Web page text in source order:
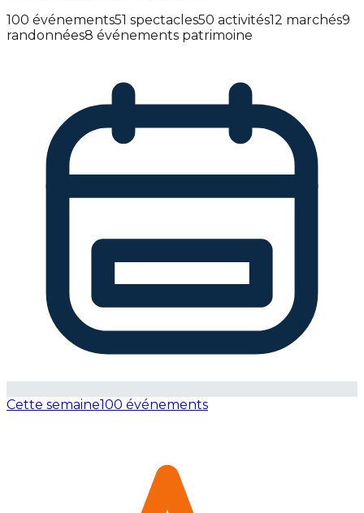
100 événements51 spectacles50 activités12 marchés9
randonnées8 événements patrimoine
Cette semaine100 événements